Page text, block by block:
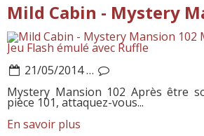
Mild Cabin - Mystery
Jeu Flash émulé avec Ruffle
21/05/2014…
Mystery Mansion 102 Après être
pièce 101, attaquez-vous...
En savoir plus